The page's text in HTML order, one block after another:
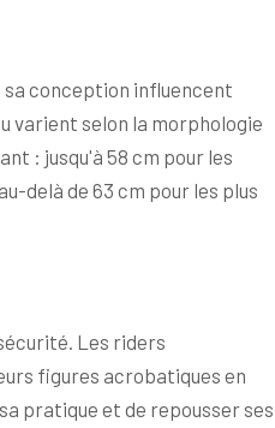
conception influencent
varient selon la morphologie
: jusqu'à 58 cm pour les
delà de 63 cm pour les plus
Les riders
figures acrobatiques en
pratique et de repousser ses